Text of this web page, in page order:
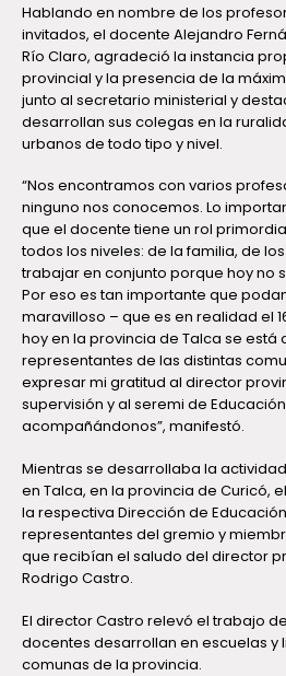
Hablando en nombre de los
invitados, el docente Alejandro
Río Claro, agradeció la instancia
provincial y la presencia de la
junto al secretario ministerial y
desarrollan sus colegas en la
urbanos de todo tipo y nivel.
“Nos encontramos con varios
ninguno nos conocemos. Lo
que el docente tiene un rol
todos los niveles: de la familia, de
trabajar en conjunto porque hoy no
Por eso es tan importante que
maravilloso – que es en realidad el
hoy en la provincia de Talca se
representantes de las distintas
expresar mi gratitud al director
supervisión y al seremi de
acompañándonos”, manifestó.
Mientras se desarrollaba la
en Talca, en la provincia de Curicó,
la respectiva Dirección de
representantes del gremio y
que recibían el saludo del director
Rodrigo Castro.
El director Castro relevó el trabajo
docentes desarrollan en escuelas y
comunas de la provincia.